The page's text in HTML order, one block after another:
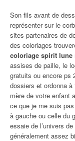
Son fils avant de
représenter sur le
sites partenaires de
des coloriages
coloriage spirit lune
assises de paille, le
gratuits ou encore ps
dossiers et ordonna
mère de votre enfant
ce que je me suis
à gauche ou celle du
essaie de l’univers
généralement assez